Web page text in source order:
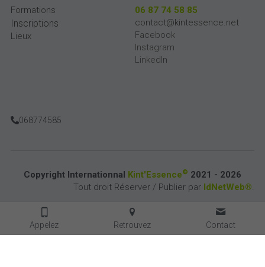
Formations
Inscriptions
Lieux
06 87 74 58 85
contact@kintessence.net
Facebook
Instagram
Linkedln
068774585
Copyright Internationnal Kint'Essence© 2021 - 2026
Tout droit Réserver / Publier par IdNetWeb®.
Appelez Retrouvez Contact